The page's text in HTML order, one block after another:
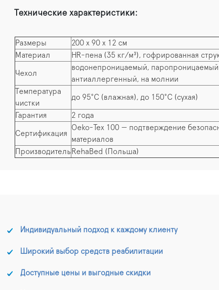
Технические характеристики:
Размеры
200 х 90 х 12 см
Материал
HR-пена (35 кг/м³), гофрированная
Чехол
водонепроницаемый,
антиаллергенный, на молнии
Температура
чистки
до 95°C (влажная), до 150°C (сухая)
Гарантия 2 года
Сертификация
Oeko-Tex 100 — подтверждение
материалов
Производитель RehaBed (Польша)
Индивидуальный подход к каждому клиенту
Широкий выбор средств реабилитации
Доступные цены и выгодные скидки